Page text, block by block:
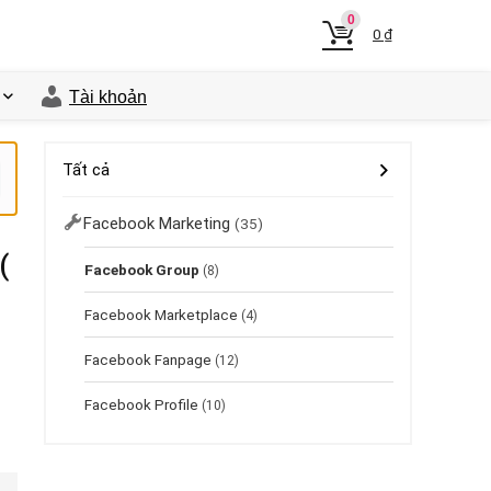
0
0 ₫
Tài khoản
Tất cả
Facebook Marketing (35)
Facebook Group (8)
Facebook Marketplace (4)
Facebook Fanpage (12)
Facebook Profile (10)